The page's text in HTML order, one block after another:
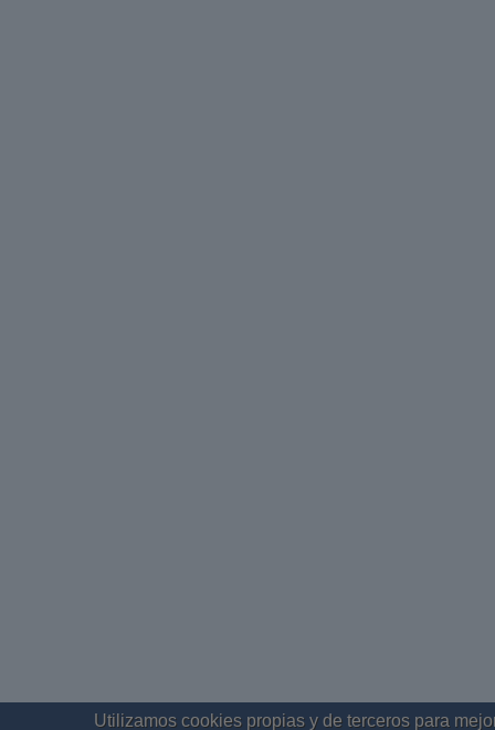
Utilizamos cookies propias y de terceros para